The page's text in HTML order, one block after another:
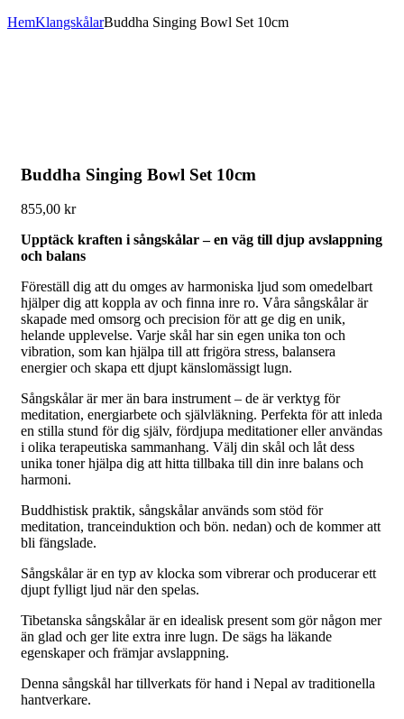
HemKlangskålarBuddha Singing Bowl Set 10cm
Buddha Singing Bowl Set 10cm
855,00 kr
Upptäck kraften i sångskålar – en väg till djup avslappning
och balans
Föreställ dig att du omges av harmoniska ljud som omedelbart
hjälper dig att koppla av och finna inre ro. Våra sångskålar är
skapade med omsorg och precision för att ge dig en unik,
helande upplevelse. Varje skål har sin egen unika ton och
vibration, som kan hjälpa till att frigöra stress, balansera
energier och skapa ett djupt känslomässigt lugn.
Sångskålar är mer än bara instrument – de är verktyg för
meditation, energiarbete och självläkning. Perfekta för att inleda
en stilla stund för dig själv, fördjupa meditationer eller användas
i olika terapeutiska sammanhang. Välj din skål och låt dess
unika toner hjälpa dig att hitta tillbaka till din inre balans och
harmoni.
Buddhistisk praktik, sångskålar används som stöd för
meditation, tranceinduktion och bön. nedan) och de kommer att
bli fängslade.
Sångskålar är en typ av klocka som vibrerar och producerar ett
djupt fylligt ljud när den spelas.
Tibetanska sångskålar är en idealisk present som gör någon mer
än glad och ger lite extra inre lugn. De sägs ha läkande
egenskaper och främjar avslappning.
Denna sångskål har tillverkats för hand i Nepal av traditionella
hantverkare.